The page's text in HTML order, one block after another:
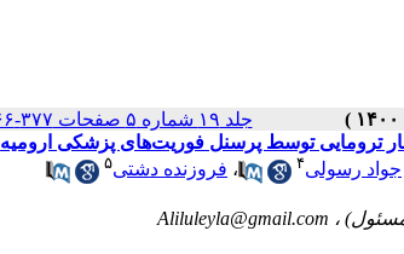
جلد ۱۹ شماره ۵ صفحات ۳۷۷-۳۶۶
ترومایی توسط پرسنل فوریت‌های پزشکی ارومیه
جواد رسولی۴ ، فروزنده دشتی۵
Aliluleyla@gmail.com